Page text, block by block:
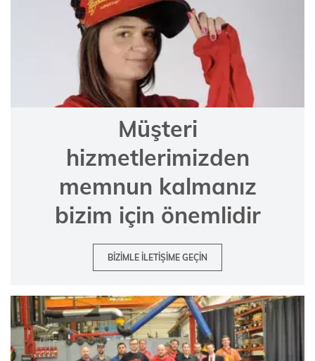
Müşteri
hizmetlerimizden
memnun kalmanız
bizim için önemlidir
BIZIMLE ILETIŞIME GEÇIN